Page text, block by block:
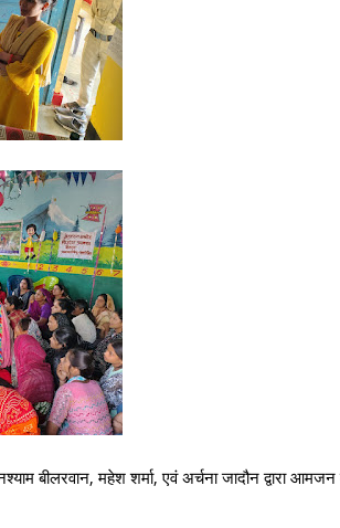
बीलरवान, महेश शर्मा, एवं अर्चना जादौन द्वारा